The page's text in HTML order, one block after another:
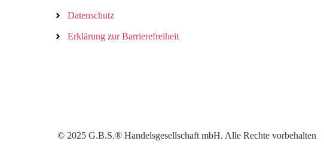
Datenschutz
Erklärung zur Barrierefreiheit
© 2025 G.B.S.® Handelsgesellschaft mbH. Alle Rechte vorbehalten